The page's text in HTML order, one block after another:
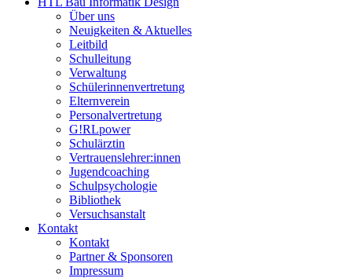
Über uns
Neuigkeiten & Aktuelles
Leitbild
Schulleitung
Verwaltung
Schülerinnenvertretung
Elternverein
Personalvertretung
G!RLpower
Schulärztin
Vertrauenslehrer:innen
Jugendcoaching
Schulpsychologie
Bibliothek
Versuchsanstalt
Kontakt
Kontakt
Partner & Sponsoren
Impressum